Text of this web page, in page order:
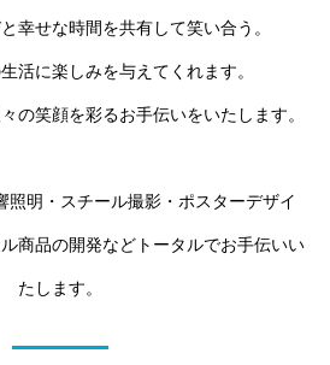
幸せな時間を共有して笑い合う。
活に楽しみを与えてくれます。
の笑顔を彩るお手伝いをいたします。
照明・スチール撮影・ポスターデザイ
商品の開発などトータルでお手伝いい
たします。